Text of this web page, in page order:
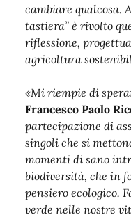
cambiare qualcosa.
tastiera” è rivolto
riflessione,
agricoltura
«Mi riempie di
Francesco Paolo
partecipazione di
singoli che si
momenti di sano
biodiversità, che in
pensiero ecologico.
verde nelle nostre